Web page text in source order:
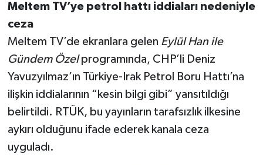
Meltem TV’ye petrol hattı iddiaları nedeniyle
ceza
Meltem TV’de ekranlara gelen Eylül Han ile
Gündem Özelprogramında, CHP’li Deniz
Yavuzyılmaz’ın Türkiye-Irak Petrol Boru Hattı’na
ilişkin iddialarının “kesin bilgi gibi” yansıtıldığı
belirtildi. RTÜK, bu yayınların tarafsızlık ilkesine
aykırı olduğunu ifade ederek kanala ceza
uyguladı.